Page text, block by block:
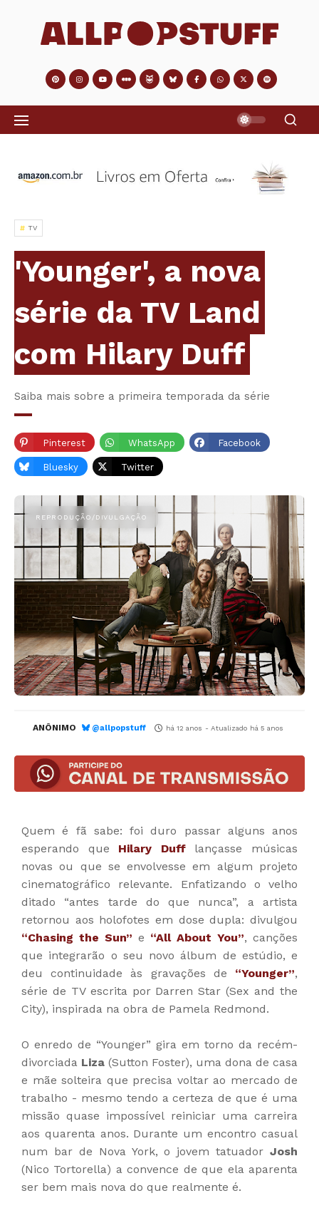
TV
'Younger', a nova
série da TV Land
com Hilary Duff
Saiba mais sobre a primeira temporada da série
Pinterest WhatsApp Facebook
Bluesky Twitter
ANÔNIMO @allpopstuff há 12 anos - Atualizado há 5 anos
Quem é fã sabe: foi duro passar alguns anos
esperando que Hilary Dufflançasse músicas
novas ou que se envolvesse em algum projeto
cinematográfico relevante. Enfatizando o velho
ditado “antes tarde do que nunca”, a artista
retornou aos holofotes em dose dupla: divulgou
“Chasing the Sun” e “All About You”, canções
que integrarão o seu novo álbum de estúdio, e
deu continuidade às gravações de “Younger”,
série de TV escrita por Darren Star (Sex and the
City), inspirada na obra de Pamela Redmond.
O enredo de “Younger” gira em torno da recém-
divorciada Liza (Sutton Foster), uma dona de casa
e mãe solteira que precisa voltar ao mercado de
trabalho - mesmo tendo a certeza de que é uma
missão quase impossível reiniciar uma carreira
aos quarenta anos. Durante um encontro casual
num bar de Nova York, o jovem tatuador Josh
(Nico Tortorella) a convence de que ela aparenta
ser bem mais nova do que realmente é.